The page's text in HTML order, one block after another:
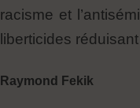
racisme et
liberticides
Raymond Fekik